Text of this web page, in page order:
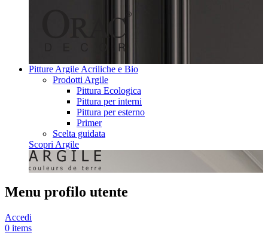
Pitture Argile Acriliche e Bio
Prodotti Argile
Pittura Ecologica
Pittura per interni
Pittura per esterno
Primer
Scelta guidata
Scopri Argile
Menu profilo utente
Accedi
0 items